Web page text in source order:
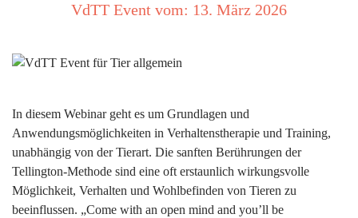
VdTT Event vom: 13. März 2026
In diesem Webinar geht es um Grundlagen und
Anwendungsmöglichkeiten in Verhaltenstherapie und Training,
unabhängig von der Tierart. Die sanften Berührungen der
Tellington-Methode sind eine oft erstaunlich wirkungsvolle
Möglichkeit, Verhalten und Wohlbefinden von Tieren zu
beeinflussen. „Come with an open mind and you’ll be